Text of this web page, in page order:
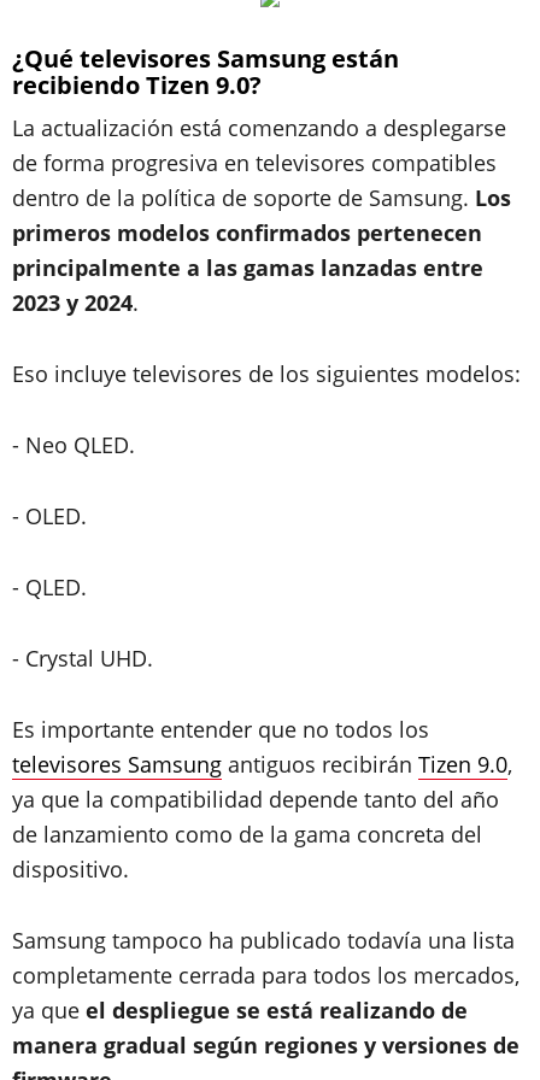
¿Qué televisores Samsung están
recibiendo Tizen 9.0?
La actualización está comenzando a desplegarse
de forma progresiva en televisores compatibles
dentro de la política de soporte de Samsung. Los
primeros modelos confirmados pertenecen
principalmente a las gamas lanzadas entre
2023 y 2024.
Eso incluye televisores de los siguientes modelos:
- Neo QLED.
- OLED.
- QLED.
- Crystal UHD.
Es importante entender que no todos los
televisores Samsung antiguos recibirán Tizen 9.0,
ya que la compatibilidad depende tanto del año
de lanzamiento como de la gama concreta del
dispositivo.
Samsung tampoco ha publicado todavía una lista
completamente cerrada para todos los mercados,
ya que el despliegue se está realizando de
manera gradual según regiones y versiones de